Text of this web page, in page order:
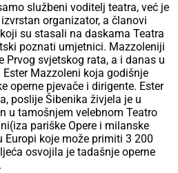
službeni voditelj teatra, već je
organizator, a članovi
su stasali na daskama Teatra
poznati umjetnici. Mazzoleniji
Prvog svjetskog rata, a i danas u
Mazzoleni koja godišnje
operne pjevače i dirigente. Ester
poslije Šibenika živjela je u
u tamošnjem velebnom Teatro
pariške Opere i milanske
Europi koje može primiti 3 200
osvojila je tadašnje operne